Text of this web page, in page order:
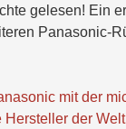
gelesen! Ein
Panasonic-
mit der
Hersteller der Welt